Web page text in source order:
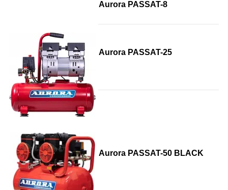
Aurora PASSAT-8
Aurora PASSAT-25
Aurora PASSAT-50 BLACK